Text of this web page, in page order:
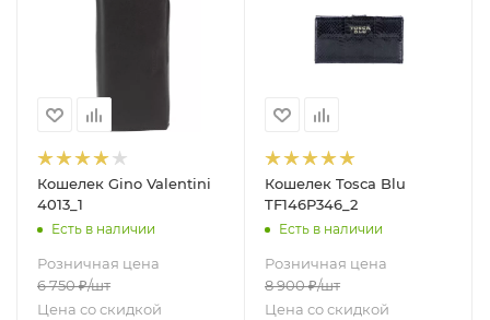
Кошелек Gino Valentini
4013_1
Есть в наличии
Розничная цена
6 750₽/шт
Цена со скидкой
Кошелек Tosсa Blu
TF146P346_2
Есть в наличии
Розничная цена
8 900₽/шт
Цена со скидкой